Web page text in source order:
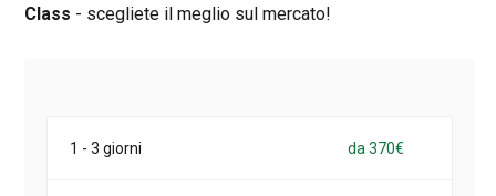
Class - scegliete il meglio sul mercato!
1 - 3 giorni da 370€